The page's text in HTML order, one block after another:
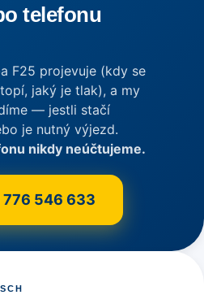
telefonu
F25 projevuje (kdy se
jaký je tlak), a my
— jestli stačí
je nutný výjezd.
nikdy neúčtujeme.
776 546 633